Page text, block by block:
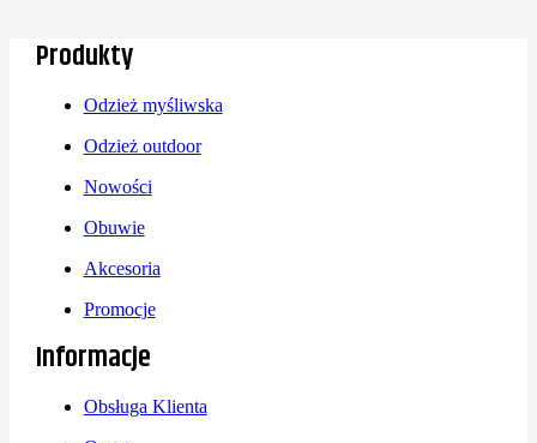
Produkty
Odzież myśliwska
Odzież outdoor
Nowości
Obuwie
Akcesoria
Promocje
Informacje
Obsługa Klienta